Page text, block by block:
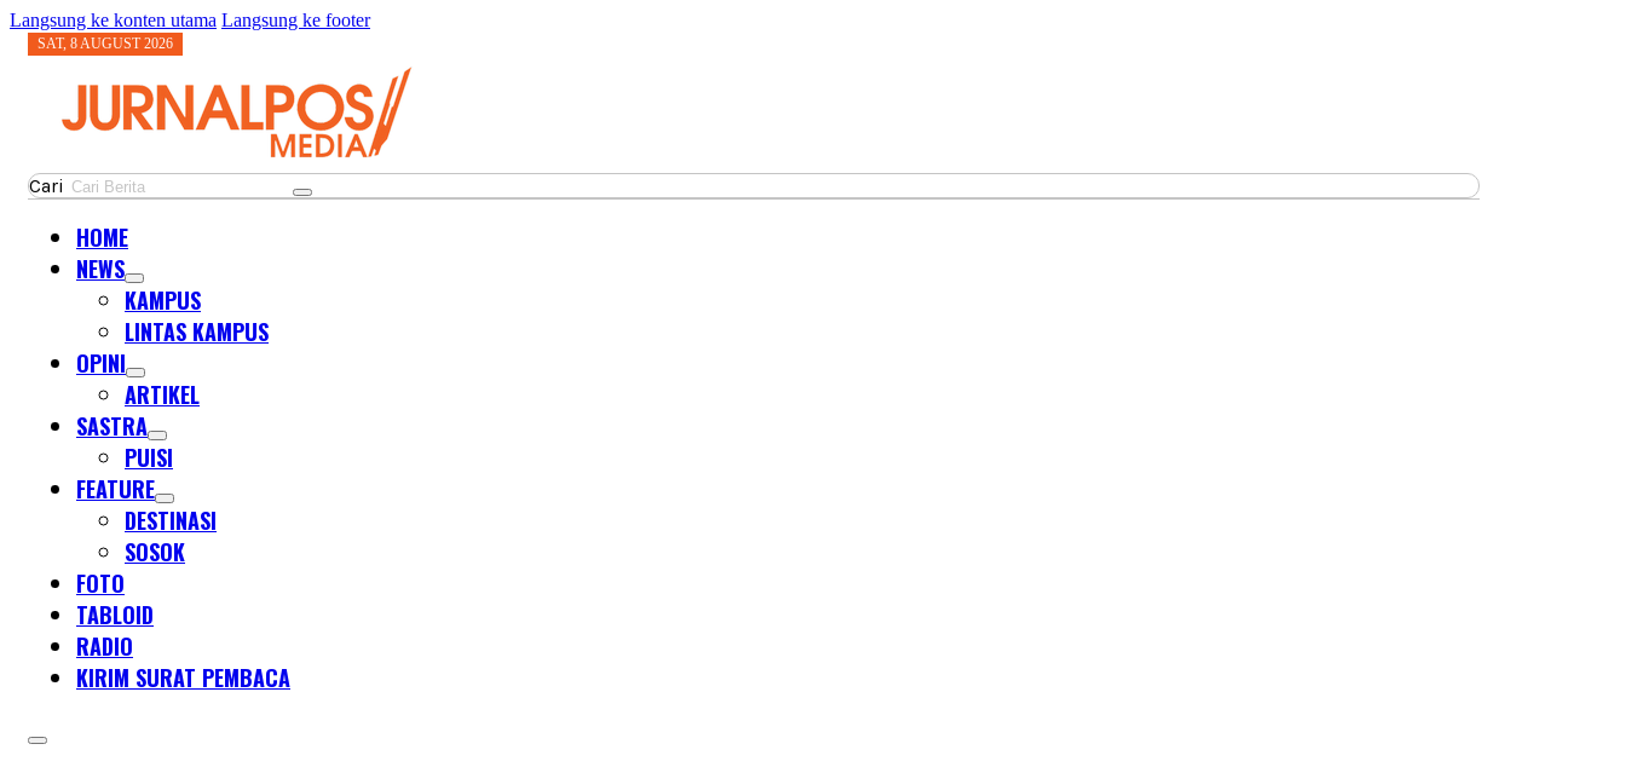
Langsung ke konten utama Langsung ke footer
SAT, 8 AUGUST 2026
Cari
HOME
NEWS
KAMPUS
LINTAS KAMPUS
OPINI
ARTIKEL
SASTRA
PUISI
FEATURE
DESTINASI
SOSOK
FOTO
TABLOID
RADIO
KIRIM SURAT PEMBACA